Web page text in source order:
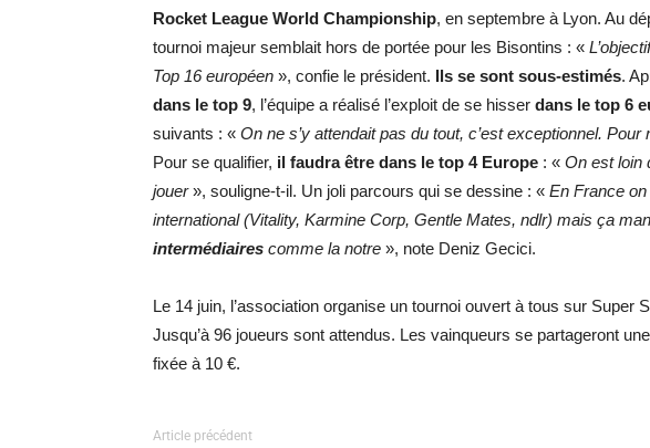
Rocket League World Championship, en septembre à Lyon. Au
tournoi majeur semblait hors de portée pour les Bisontins : «
Top 16 européen », confie le président. Ils se sont sous-estimés.
dans le top 9, l’équipe a réalisé l’exploit de se hisser dans le top 6
suivants : « On ne s’y attendait pas du tout, c’est exceptionnel.
Pour se qualifier, il faudra être dans le top 4 Europe : « On est loin
jouer», souligne-t-il. Un joli parcours qui se dessine : « En France
international (Vitality, Karmine Corp, Gentle Mates, ndlr) mais ça
intermédiaires comme la notre », note Deniz Gecici.
Le 14 juin, l’association organise un tournoi ouvert à tous sur Super
Jusqu’à 96 joueurs sont attendus. Les vainqueurs se partageront
fixée à 10 €.
Article précédent